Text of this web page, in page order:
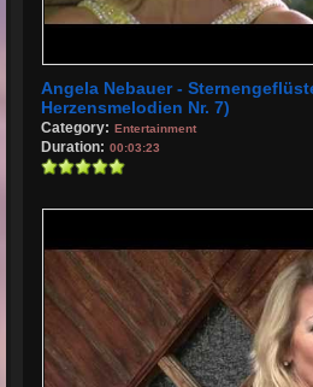
Angela Nebauer -
Herzensmelodien Nr. 7)
Category: Entertainment
Duration: 00:03:23